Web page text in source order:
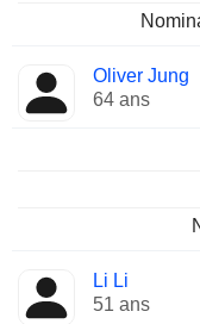
Oliver Jung
64 ans
Li Li
51 ans